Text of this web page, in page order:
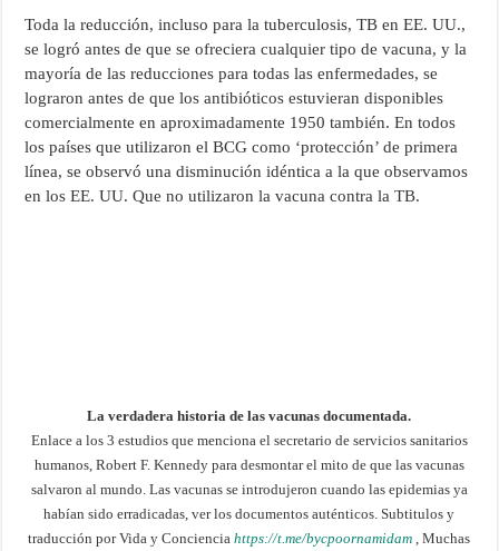
Toda la reducción, incluso para la tuberculosis, TB en EE. UU.,
se logró antes de que se ofreciera cualquier tipo de vacuna, y la
mayoría de las reducciones para todas las enfermedades, se
lograron antes de que los antibióticos estuvieran disponibles
comercialmente en aproximadamente 1950 también. En todos
los países que utilizaron el BCG como ‘protección’ de primera
línea, se observó una disminución idéntica a la que observamos
en los EE. UU. Que no utilizaron la vacuna contra la TB.
La verdadera historia de las vacunas documentada.
Enlace a los 3 estudios que menciona el secretario de servicios sanitarios
humanos, Robert F. Kennedy para desmontar el mito de que las vacunas
salvaron al mundo. Las vacunas se introdujeron cuando las epidemias ya
habían sido erradicadas, ver los documentos auténticos. Subtitulos y
traducción por Vida y Concienciahttps://t.me/bycpoornamidam , Muchas